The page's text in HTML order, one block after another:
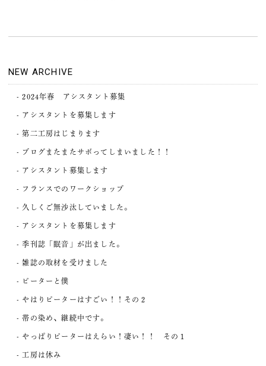
NEW ARCHIVE
2024年春 アシスタント募集
アシスタントを募集します
第二工房はじまります
ブログまたまたサボってしまいました！！
アシスタント募集します
フランスでのワークショップ
久しくご無沙汰していました。
アシスタントを募集します
季刊誌「眠音」が出ました。
雑誌の取材を受けました
ピーターと僕
やはりピーターはすごい！！その２
帯の染め、継続中です。
やっぱりピーターはえらい！凄い！！ その１
工房は休み